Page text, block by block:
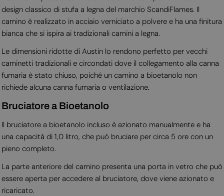
design classico di stufa a legna del marchio ScandiFlames. Il
camino è realizzato in acciaio verniciato a polvere e ha una finitura
bianca che si ispira ai tradizionali camini a legna.
Le dimensioni ridotte di Austin lo rendono perfetto per vecchi
caminetti tradizionali e circondati dove il collegamento alla canna
fumaria è stato chiuso, poiché un camino a bioetanolo non
richiede alcuna canna fumaria o ventilazione.
Bruciatore a Bioetanolo
Il bruciatore a bioetanolo incluso è azionato manualmente e ha
una capacità di 1,0 litro, che può bruciare per circa 5 ore con un
pieno completo.
La parte anteriore del camino presenta una porta in vetro che può
essere aperta per accedere al bruciatore, dove viene azionato e
ricaricato.